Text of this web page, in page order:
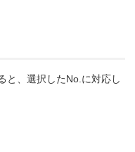
と、選択したNo.に対応し